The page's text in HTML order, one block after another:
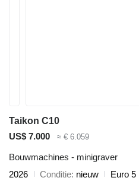
Taikon C10
US$ 7.000
≈ € 6.059
Bouwmachines - minigraver
2026
Conditie nieuw
Euro 5